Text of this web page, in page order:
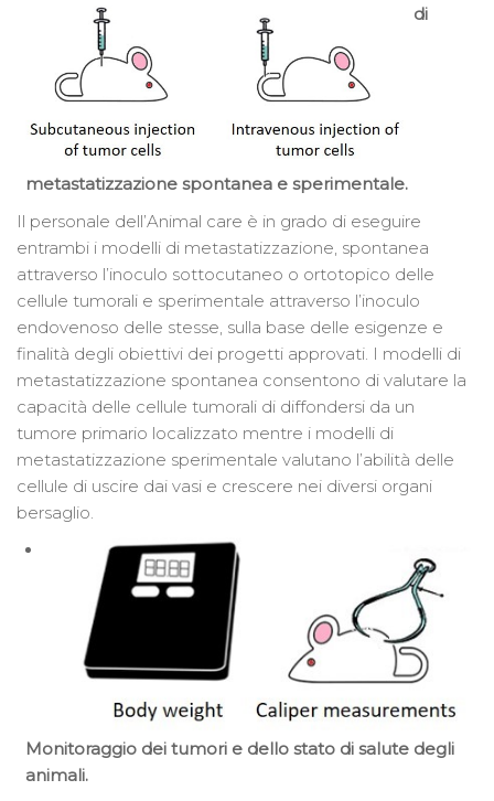
di
metastatizzazione spontanea e sperimentale.
Il personale dell’Animal care è in grado di eseguire
entrambi i modelli di metastatizzazione, spontanea
attraverso l’inoculo sottocutaneo o ortotopico delle
cellule tumorali e sperimentale attraverso l’inoculo
endovenoso delle stesse, sulla base delle esigenze e
finalità degli obiettivi dei progetti approvati. I modelli di
metastatizzazione spontanea consentono di valutare la
capacità delle cellule tumorali di diffondersi da un
tumore primario localizzato mentre i modelli di
metastatizzazione sperimentale valutano l’abilità delle
cellule di uscire dai vasi e crescere nei diversi organi
bersaglio.
Monitoraggio dei tumori e dello stato di salute degli
animali.